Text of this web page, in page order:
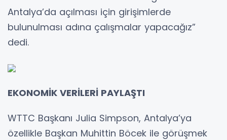
Antalya’da açılması için girişimlerde
bulunulması adına çalışmalar yapacağız”
dedi.
EKONOMİK VERİLERİ PAYLAŞTI
WTTC Başkanı Julia Simpson, Antalya’ya
özellikle Başkan Muhittin Böcek ile görüşmek